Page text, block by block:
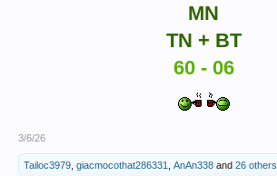
MN
TN + BT
60 - 06
3/6/26
Tailoc3979 giacmocothat286331 AnAn338 and 26 others